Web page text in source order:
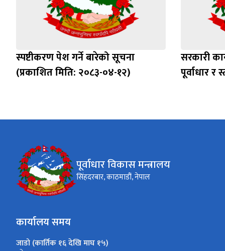
स्पष्टीकरण पेश गर्ने बारेको सूचना
(प्रकाशित मिति: २०८३-०४-१२)
सरकारी
पूर्वाधार र
पूर्वाधार विकास मन्त्रालय
सिंहदरबार, काठमाडौं, नेपाल
कार्यालय समय
जाडो (कार्तिक १६ देखि माघ १५)